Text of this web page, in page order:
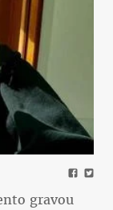
metrô de BH
chegar
gravou